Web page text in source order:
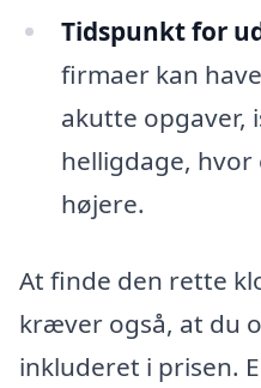
Tidspunkt for
firmaer kan
akutte opgaver,
helligdage,
højere.
At finde den rette
kræver også, at du
inkluderet i prisen.